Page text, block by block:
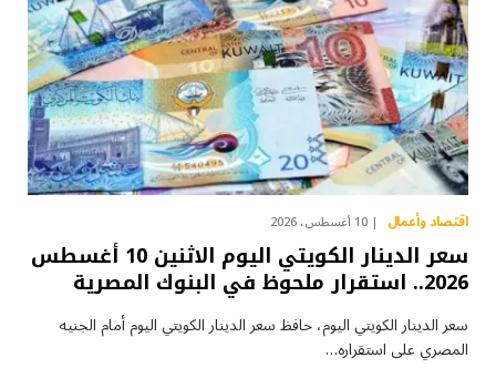
اقتصاد وأعمال 10 أغسطس، 2026
سعر الدينار الكويتي اليوم الاثنين 10 أغسطس
2026.. استقرار ملحوظ في البنوك المصرية
سعر الدينار الكويتي اليوم، حافظ سعر الدينار الكويتي اليوم أمام الجنيه
المصري على استقراره…